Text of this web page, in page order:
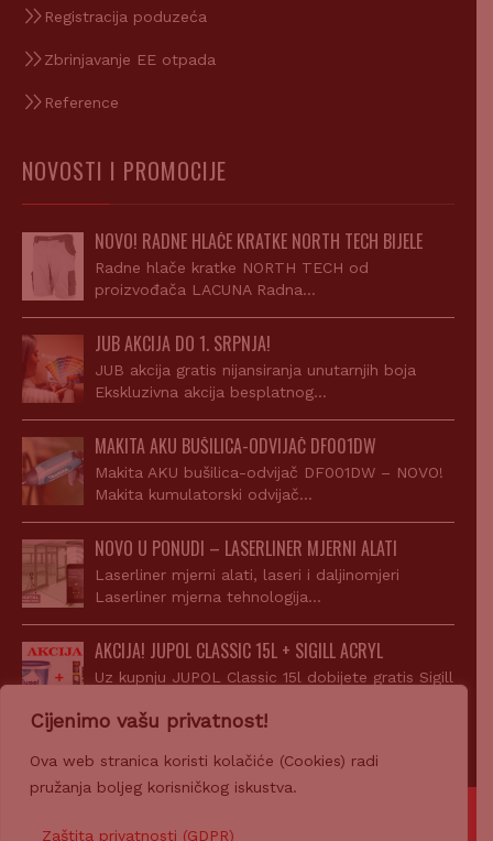
Cijenimo vašu privatnost!
Ova web stranica koristi kolačiće (Cookies) radi
pružanja boljeg korisničkog iskustva.
Zaštita privatnosti (GDPR)
Registracija poduzeća
Zbrinjavanje EE otpada
Reference
NOVOSTI I PROMOCIJE
NOVO! RADNE HLAČE KRATKE NORTH TECH BIJELE
Radne hlače kratke NORTH TECH od
proizvođača LACUNA Radna…
JUB AKCIJA DO 1. SRPNJA!
JUB akcija gratis nijansiranja unutarnjih boja
Ekskluzivna akcija besplatnog…
MAKITA AKU BUŠILICA-ODVIJAČ DF001DW
Makita AKU bušilica-odvijač DF001DW – NOVO!
Makita kumulatorski odvijač…
NOVO U PONUDI – LASERLINER MJERNI ALATI
Laserliner mjerni alati, laseri i daljinomjeri
Laserliner mjerna tehnologija…
AKCIJA! JUPOL CLASSIC 15L + SIGILL ACRYL
Uz kupnju JUPOL Classic 15l dobijete gratis Sigill